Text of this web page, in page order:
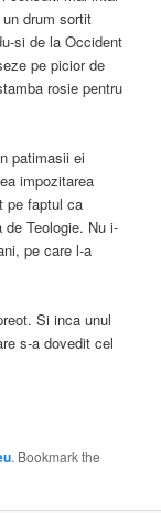
drum sortit
si de la Occident
pe picior de
rosie pentru
patimasii ei
impozitarea
pe faptul ca
Teologie. Nu i-
pe care l-a
Si inca unul
s-a dovedit cel
. Bookmark the